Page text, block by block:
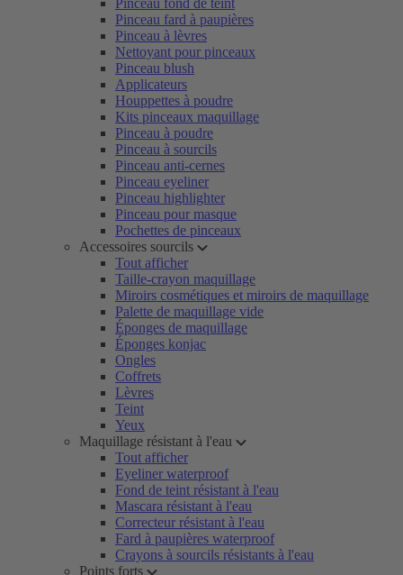
Pinceau fond de teint
Pinceau fard à paupières
Pinceau à lèvres
Nettoyant pour pinceaux
Pinceau blush
Applicateurs
Houppettes à poudre
Kits pinceaux maquillage
Pinceau à poudre
Pinceau à sourcils
Pinceau anti-cernes
Pinceau eyeliner
Pinceau highlighter
Pinceau pour masque
Pochettes de pinceaux
Accessoires sourcils
Tout afficher
Taille-crayon maquillage
Miroirs cosmétiques et miroirs de maquillage
Palette de maquillage vide
Éponges de maquillage
Éponges konjac
Ongles
Coffrets
Lèvres
Teint
Yeux
Maquillage résistant à l'eau
Tout afficher
Eyeliner waterproof
Fond de teint résistant à l'eau
Mascara résistant à l'eau
Correcteur résistant à l'eau
Fard à paupières waterproof
Crayons à sourcils résistants à l'eau
Points forts